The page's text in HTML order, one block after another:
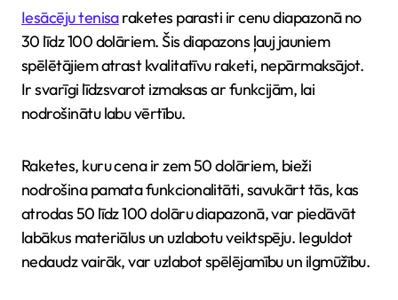
Iesācēju tenisaraketes parasti ir cenu diapazonā no
30 līdz 100 dolāriem. Šis diapazons ļauj jauniem
spēlētājiem atrast kvalitatīvu raketi, nepārmaksājot.
Ir svarīgi līdzsvarot izmaksas ar funkcijām, lai
nodrošinātu labu vērtību.
Raketes, kuru cena ir zem 50 dolāriem, bieži
nodrošina pamata funkcionalitāti, savukārt tās, kas
atrodas 50 līdz 100 dolāru diapazonā, var piedāvāt
labākus materiālus un uzlabotu veiktspēju. Ieguldot
nedaudz vairāk, var uzlabot spēlējamību un ilgmūžību.